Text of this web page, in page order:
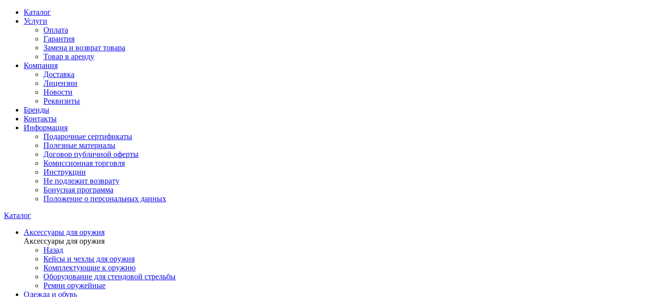
Каталог
Услуги
Оплата
Гарантия
Замена и возврат товара
Товар в аренду
Компания
Доставка
Лицензии
Новости
Реквизиты
Бренды
Контакты
Информация
Подарочные сертификаты
Полезные материалы
Договор публичной оферты
Комиссионная торговля
Инструкции
Не подлежит возврату
Бонусная программа
Положение о персональных данных
Каталог
Аксессуары для оружия
Аксессуары для оружия
Назад
Кейсы и чехлы для оружия
Комплектующие к оружию
Оборудование для стендовой стрельбы
Ремни оружейные
Одежда и обувь